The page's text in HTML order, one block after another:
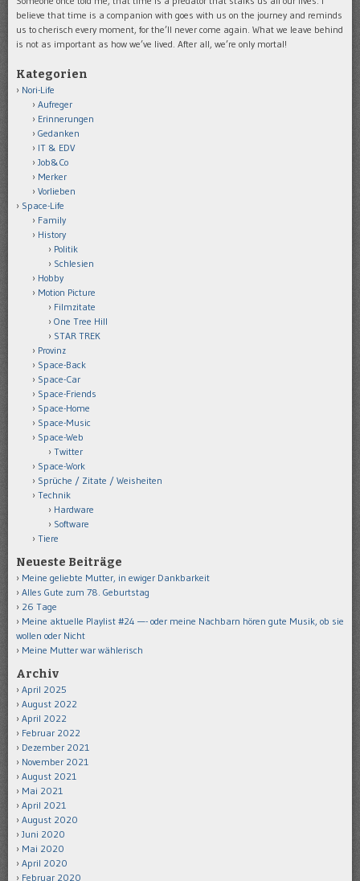
believe that time is a companion with goes with us on the journey and reminds
us to cherisch every moment, for the’ll never come again. What we leave behind
is not as important as how we’ve lived. After all, we’re only mortal!
Kategorien
Nori-Life
Aufreger
Erinnerungen
Gedanken
IT & EDV
Job&Co
Merker
Vorlieben
Space-Life
Family
History
Politik
Schlesien
Hobby
Motion Picture
Filmzitate
One Tree Hill
STAR TREK
Provinz
Space-Back
Space-Car
Space-Friends
Space-Home
Space-Music
Space-Web
Twitter
Space-Work
Sprüche / Zitate / Weisheiten
Technik
Hardware
Software
Tiere
Neueste Beiträge
Meine geliebte Mutter, in ewiger Dankbarkeit
Alles Gute zum 78. Geburtstag
26 Tage
Meine aktuelle Playlist #24 —- oder meine Nachbarn hören gute Musik, ob sie
wollen oder Nicht
Meine Mutter war wählerisch
Archiv
April 2025
August 2022
April 2022
Februar 2022
Dezember 2021
November 2021
August 2021
Mai 2021
April 2021
August 2020
Juni 2020
Mai 2020
April 2020
Februar 2020